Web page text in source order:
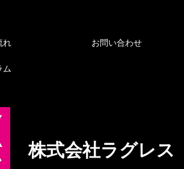
れ
ム
お問い合わせ
株式会社ラグレス